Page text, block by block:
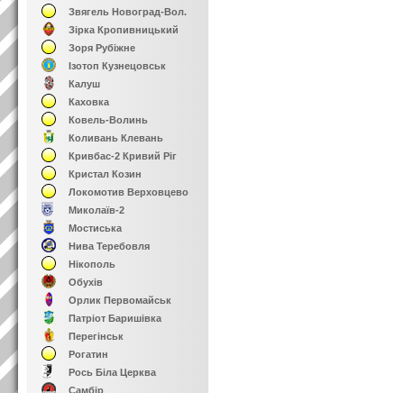
Звягель Новоград-Вол.
Зірка Кропивницький
Зоря Рубіжне
Ізотоп Кузнецовськ
Калуш
Каховка
Ковель-Волинь
Коливань Клевань
Кривбас-2 Кривий Ріг
Кристал Козин
Локомотив Верховцево
Миколаїв-2
Мостиська
Нива Теребовля
Нікополь
Обухів
Орлик Первомайськ
Патріот Баришівка
Перегінськ
Рогатин
Рось Біла Церква
Самбір